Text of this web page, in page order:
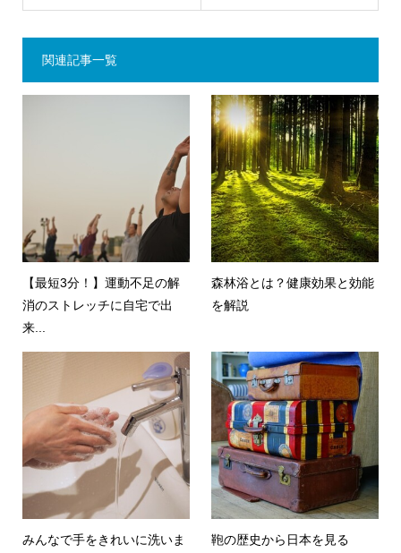
関連記事一覧
【最短3分！】運動不足の解
消のストレッチに自宅で出
来...
森林浴とは？健康効果と効能
を解説
みんなで手をきれいに洗いま
鞄の歴史から日本を見る